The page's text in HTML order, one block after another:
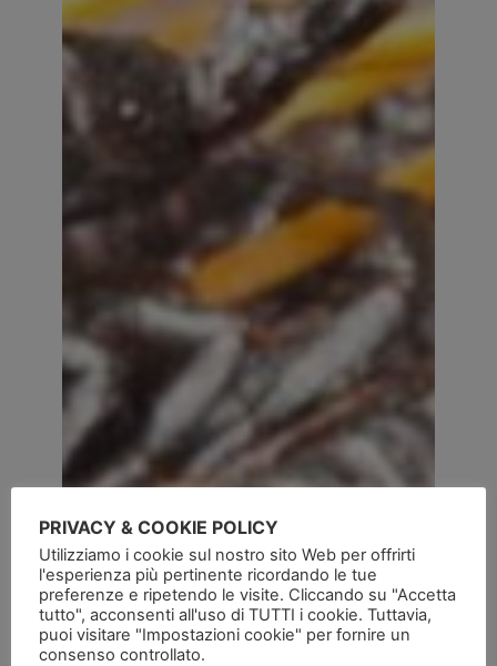
PRIVACY & COOKIE POLICY
Utilizziamo i cookie sul nostro sito Web per offrirti
l'esperienza più pertinente ricordando le tue
preferenze e ripetendo le visite. Cliccando su "Accetta
tutto", acconsenti all'uso di TUTTI i cookie. Tuttavia,
puoi visitare "Impostazioni cookie" per fornire un
consenso controllato.